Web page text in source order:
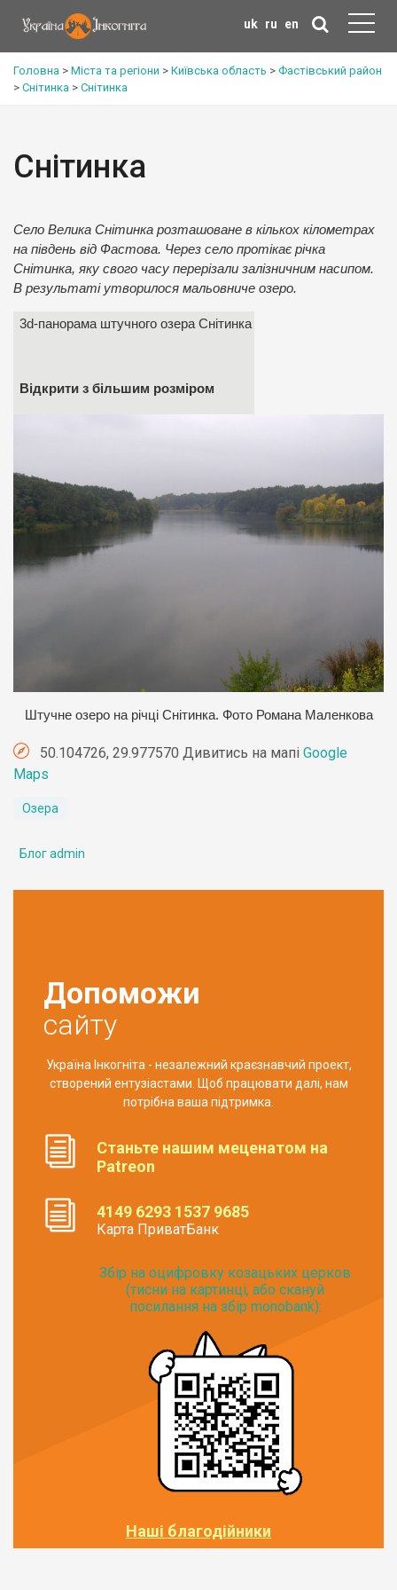
uk ru en
Головна > Міста та регіони > Київська область > Фастівський район
> Снітинка > Снітинка
Снітинка
Село Велика Снітинка розташоване в кількох кілометрах
на південь від Фастова. Через село протікає річка
Снітинка, яку свого часу перерізали залізничним насипом.
В результаті утворилося мальовниче озеро.
3d-панорама штучного озера Снітинка
Відкрити з більшим розміром
Штучне озеро на річці Снітинка. Фото Романа Маленкова
50.104726, 29.977570 Дивитись на мапі Google
Maps
Озера
Блог admin
Допоможи
сайту
Україна Інкогніта - незалежний краєзнавчий проект,
створений ентузіастами. Щоб працювати далі, нам
потрібна ваша підтримка.
Станьте нашим меценатом на
Patreon
4149 6293 1537 9685
Карта ПриватБанк
Збір на оцифровку козацьких церков
(тисни на картинці, або скануй
посилання на збір monobank):
Наші благодійники